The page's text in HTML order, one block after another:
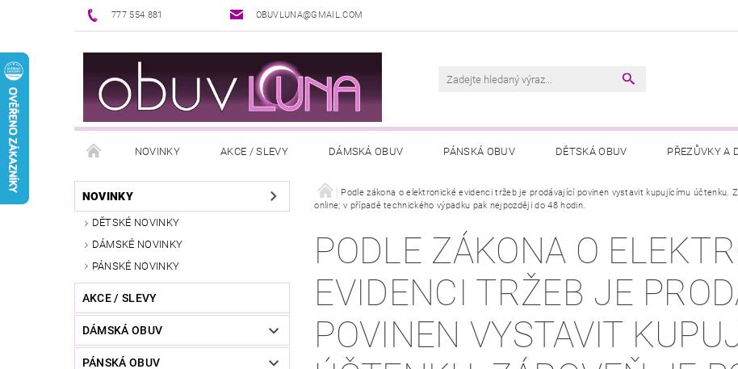
777 554 881 OBUVLUNA@GMAIL.COM
NOVINKY AKCE / SLEVY DÁMSKÁ OBUV PÁNSKÁ OBUV DĚTSKÁ OBUV PŘEZŮVKY A
PUNČOCHOVÉ ZBOŽÍ DOPLŇKY K OBUVI VŠEOBECNÉ OBCHODNÍ PODMÍNKY PODMÍNKY OCHRANY
REKLAMAČNÍ ŘÁD OŠETŘOVÁNÍ A ÚDRŽBA
NOVINKY
DĚTSKÉ NOVINKY
DÁMSKÉ NOVINKY
PÁNSKÉ NOVINKY
AKCE / SLEVY
DÁMSKÁ OBUV
PÁNSKÁ OBUV
Podle zákona o elektronické evidenci tržeb je prodávající povinen vystavit kupujícímu účtenku.
online; v případě technického výpadku pak nejpozději do 48 hodin.
PODLE ZÁKONA O
EVIDENCI TRŽEB JE
POVINEN VYSTAVIT